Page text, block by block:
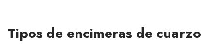
Tipos de encimeras de cuarzo